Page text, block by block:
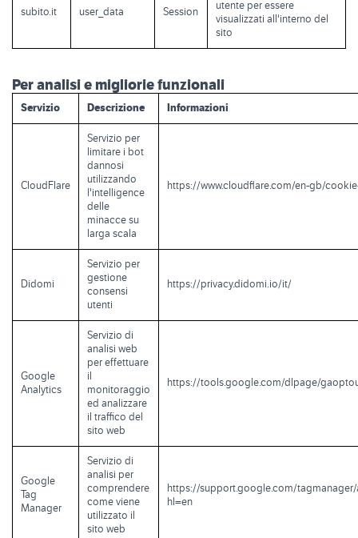
subito.it user_data Session
utente per essere
visualizzati all'interno del
sito
Per analisi e migliorie funzionali
Servizio Descrizione Informazioni
CloudFlare
Servizio per
limitare i bot
dannosi
utilizzando
l'intelligence
delle
minacce su
larga scala
https://www.cloudflare.com/en-gb/
Didomi
Servizio per
gestione
consensi
utenti
https://privacy.didomi.io/it/
Google
Analytics
Servizio di
analisi web
per effettuare
il
monitoraggio
ed analizzare
il traffico del
sito web
https://tools.google.com/dlpage/
Google
Tag
Manager
Servizio di
analisi per
comprendere
come viene
utilizzato il
sito web
https://support.google.com/tagmanager/
hl=en